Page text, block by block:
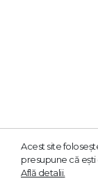
Acest site
presupune că
Află detalii.